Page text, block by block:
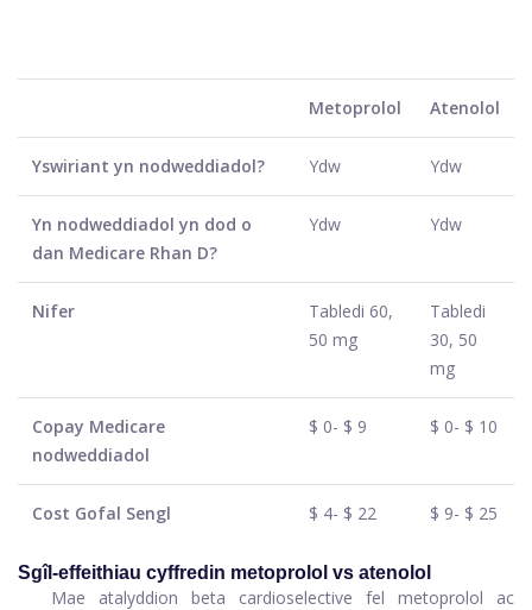
Metoprolol Atenolol
Yswiriant yn nodweddiadol? Ydw Ydw
Yn nodweddiadol yn dod o
dan Medicare Rhan D?
Ydw Ydw
Nifer
Tabledi 60,
50 mg
Tabledi
30, 50
mg
Copay Medicare
nodweddiadol
$ 0- $ 9 $ 0- $ 10
Cost Gofal Sengl $ 4- $ 22 $ 9- $ 25
Sgîl-effeithiau cyffredin metoprolol vs atenolol
Mae atalyddion beta cardioselective fel metoprolol ac